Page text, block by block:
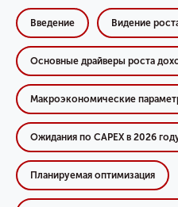
Введение Видение
Основные драйверы роста
Макроэкономические
Ожидания по CAPEX в 2026
Планируемая оптимизация